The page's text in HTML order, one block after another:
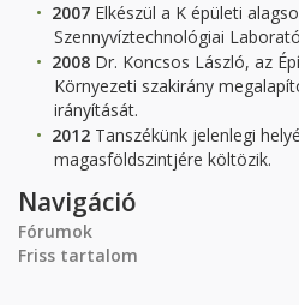
2007 Elkészül a K épületi
Szennyvíztechnológiai
2008 Dr. Koncsos László, az
Környezeti szakirány
irányítását.
2012 Tanszékünk jelenlegi
magasföldszintjére költözik.
Navigáció
Fórumok
Friss tartalom